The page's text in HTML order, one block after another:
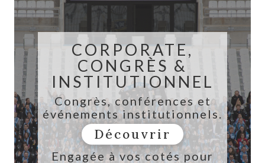
CORPORATE,
CONGRÈS &
INSTITUTIONNEL
Congrès, conférences et
événements institutionnels.
Découvrir
Engagée à vos cotés pour